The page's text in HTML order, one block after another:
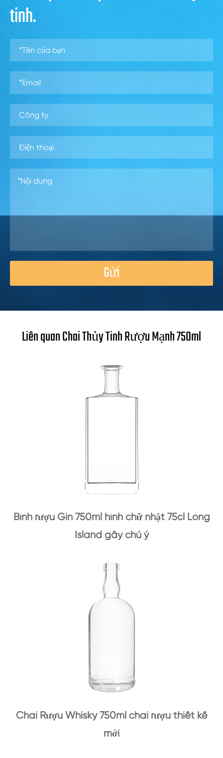
tinh.
Gửi
Liên quan Chai Thủy Tinh Rượu Mạnh 750ml
Bình rượu Gin 750ml hình chữ nhật 75cl Long
Island gây chú ý
Chai Rượu Whisky 750ml chai rượu thiết kế
mới